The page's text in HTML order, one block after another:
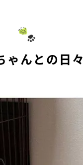
ゃんとの日々